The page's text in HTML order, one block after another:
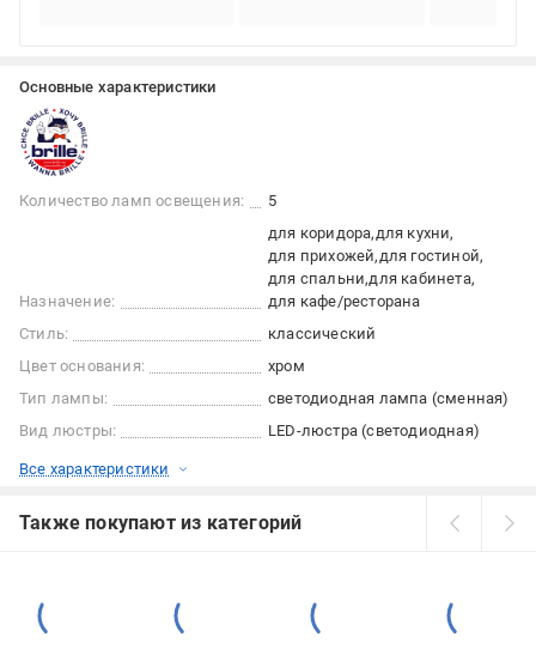
Основные характеристики
Количество ламп освещения: 5
Назначение:
для коридора для кухни
для прихожей для гостиной
для спальни для кабинета
для кафе/ресторана
Стиль:
классический
Цвет основания:
хром
Тип лампы:
светодиодная лампа (сменная)
Вид люстры:
LED-люстра (светодиодная)
Все характеристики
Также покупают из категорий